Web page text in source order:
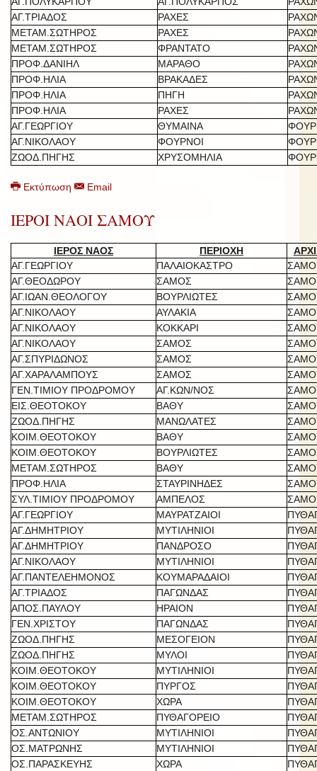
ΑΓ.ΤΡΙΑΔΟΣ
ΡΑΧΕΣ
ΜΕΤΑΜ.ΣΩΤΗΡΟΣ
ΡΑΧΕΣ
ΜΕΤΑΜ.ΣΩΤΗΡΟΣ
ΦΡΑΝΤΑΤΟ
ΠΡΟΦ.ΔΑΝΙΗΛ
ΜΑΡΑΘΟ
ΠΡΟΦ.ΗΛΙΑ
ΒΡΑΚΑΔΕΣ
ΠΡΟΦ.ΗΛΙΑ
ΠΗΓΗ
ΠΡΟΦ.ΗΛΙΑ
ΡΑΧΕΣ
ΑΓ.ΓΕΩΡΓΙΟΥ
ΘΥΜΑΙΝΑ
ΑΓ.ΝΙΚΟΛΑΟΥ
ΦΟΥΡΝΟΙ
ΖΩΟΔ.ΠΗΓΗΣ
ΧΡΥΣΟΜΗΛΙΑ
Εκτύπωση Email
ΙΕΡΟΙ ΝΑΟΙ ΣΑΜΟΥ
ΙΕΡΟΣ ΝΑΟΣ ΠΕΡΙΟΧΗ
ΑΓ.ΓΕΩΡΓΙΟΥ
ΠΑΛΑΙΟΚΑΣΤΡΟ
ΑΓ.ΘΕΟΔΩΡΟΥ
ΣΑΜΟΣ
ΑΓ.ΙΩΑΝ.ΘΕΟΛΟΓΟΥ
ΒΟΥΡΛΙΩΤΕΣ
ΑΓ.ΝΙΚΟΛΑΟΥ
ΑΥΛΑΚΙΑ
ΑΓ.ΝΙΚΟΛΑΟΥ
ΚΟΚΚΑΡΙ
ΑΓ.ΝΙΚΟΛΑΟΥ
ΣΑΜΟΣ
ΑΓ.ΣΠΥΡΙΔΩΝΟΣ
ΣΑΜΟΣ
ΑΓ.ΧΑΡΑΛΑΜΠΟΥΣ
ΣΑΜΟΣ
ΓΕΝ.ΤΙΜΙΟΥ ΠΡΟΔΡΟΜΟΥ
ΑΓ.ΚΩΝ/ΝΟΣ
ΕΙΣ.ΘΕΟΤΟΚΟΥ
ΒΑΘΥ
ΖΩΟΔ.ΠΗΓΗΣ
ΜΑΝΩΛΑΤΕΣ
ΚΟΙΜ.ΘΕΟΤΟΚΟΥ
ΒΑΘΥ
ΚΟΙΜ.ΘΕΟΤΟΚΟΥ
ΒΟΥΡΛΙΩΤΕΣ
ΜΕΤΑΜ.ΣΩΤΗΡΟΣ
ΒΑΘΥ
ΠΡΟΦ.ΗΛΙΑ
ΣΤΑΥΡΙΝΗΔΕΣ
ΣΥΛ.ΤΙΜΙΟΥ ΠΡΟΔΡΟΜΟΥ
ΑΜΠΕΛΟΣ
ΑΓ.ΓΕΩΡΓΙΟΥ
ΜΑΥΡΑΤΖΑΙΟΙ
ΑΓ.ΔΗΜΗΤΡΙΟΥ
ΜΥΤΙΛΗΝΙΟΙ
ΑΓ.ΔΗΜΗΤΡΙΟΥ
ΠΑΝΔΡΟΣΟ
ΑΓ.ΝΙΚΟΛΑΟΥ
ΜΥΤΙΛΗΝΙΟΙ
ΑΓ.ΠΑΝΤΕΛΕΗΜΟΝΟΣ
ΚΟΥΜΑΡΑΔΑΙΟΙ
ΑΓ.ΤΡΙΑΔΟΣ
ΠΑΓΩΝΔΑΣ
ΑΠΟΣ.ΠΑΥΛΟΥ
ΗΡΑΙΟΝ
ΓΕΝ.ΧΡΙΣΤΟΥ
ΠΑΓΩΝΔΑΣ
ΖΩΟΔ.ΠΗΓΗΣ
ΜΕΣΟΓΕΙΟΝ
ΖΩΟΔ.ΠΗΓΗΣ
ΜΥΛΟΙ
ΚΟΙΜ.ΘΕΟΤΟΚΟΥ
ΜΥΤΙΛΗΝΙΟΙ
ΚΟΙΜ.ΘΕΟΤΟΚΟΥ
ΠΥΡΓΟΣ
ΚΟΙΜ.ΘΕΟΤΟΚΟΥ
ΧΩΡΑ
ΜΕΤΑΜ.ΣΩΤΗΡΟΣ
ΠΥΘΑΓΟΡΕΙΟ
ΟΣ.ΑΝΤΩΝΙΟΥ
ΜΥΤΙΛΗΝΙΟΙ
ΟΣ.ΜΑΤΡΩΝΗΣ
ΜΥΤΙΛΗΝΙΟΙ
ΟΣ.ΠΑΡΑΣΚΕΥΗΣ
ΧΩΡΑ